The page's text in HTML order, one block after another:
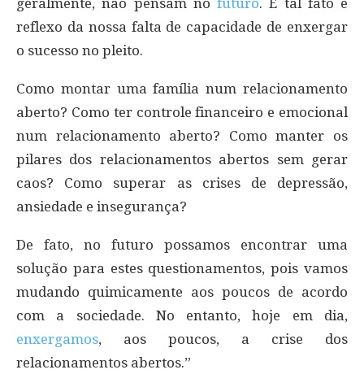
geralmente, não pensam no futuro. E tal fato é
reflexo da nossa falta de capacidade de enxergar
o sucesso no pleito.
Como montar uma família num relacionamento
aberto? Como ter controle financeiro e emocional
num relacionamento aberto? Como manter os
pilares dos relacionamentos abertos sem gerar
caos? Como superar as crises de depressão,
ansiedade e insegurança?
De fato, no futuro possamos encontrar uma
solução para estes questionamentos, pois vamos
mudando quimicamente aos poucos de acordo
com a sociedade. No entanto, hoje em dia,
enxergamos, aos poucos, a crise dos
relacionamentos abertos.”